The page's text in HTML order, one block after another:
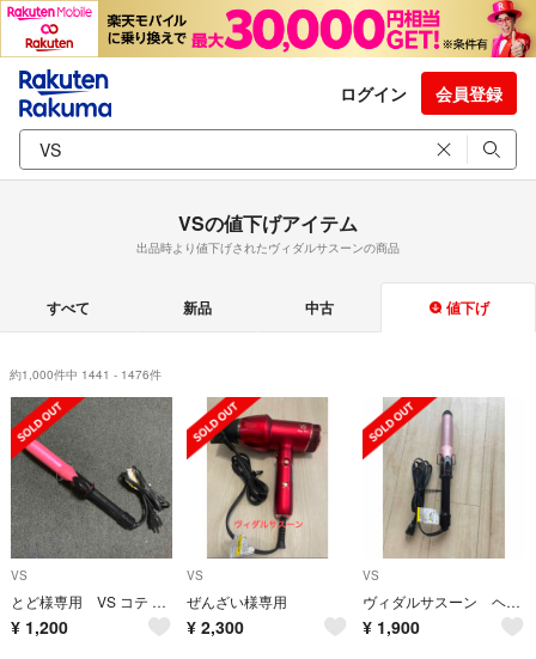
ログイン 会員登録
VSの値下げアイテム
出品時より値下げされたヴィダルサスーンの商品
すべて 新品 中古 値下げ
約1,000件中 1441 - 1476件
VS
とど様専用 VS コテ 32mm
¥ 1,200
VS
ぜんざい様専用
¥ 2,300
VS
ヴィダルサスーン ヘアアイロン カール 32mm
¥ 1,900